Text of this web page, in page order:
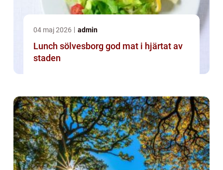
04 maj 2026 admin
Lunch sölvesborg god mat i hjärtat av
staden